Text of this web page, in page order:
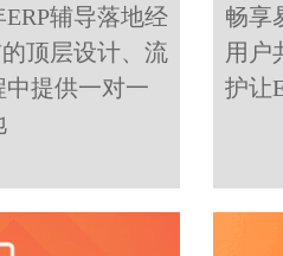
辅导落地经
顶层设计、流
提供一对一
畅享
用户
护让